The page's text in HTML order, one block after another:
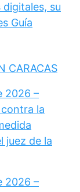
su
Guía
CARACAS
2026 –
la
juez de la
2026 –